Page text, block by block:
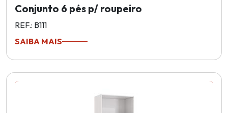
Conjunto 6 pés p/ roupeiro
REF.: B111
SAIBA MAIS